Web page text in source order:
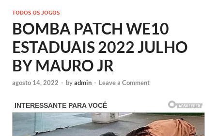
TODOS OS JOGOS
BOMBA PATCH WE10
ESTADUAIS 2022 JULHO
BY MAURO JR
agosto 14, 2022 - byadmin - Leave a Comment